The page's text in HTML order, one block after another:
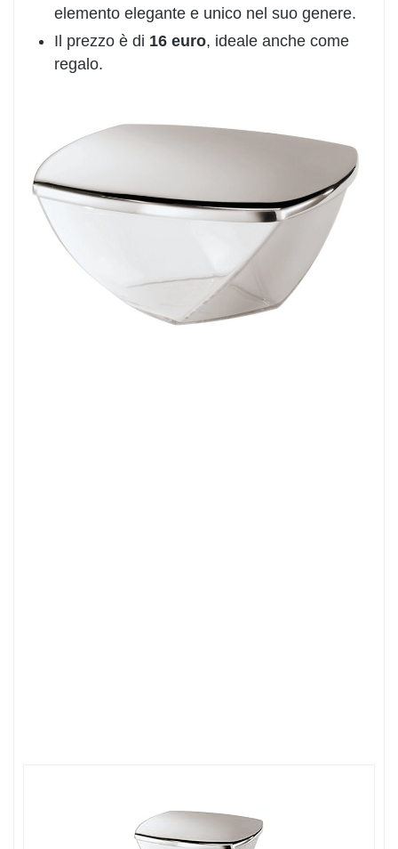
elemento elegante e unico nel suo genere.
Il prezzo è di 16 euro, ideale anche come
regalo.